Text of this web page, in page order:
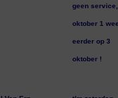
geen
oktober 1
eerder op 3
oktober !